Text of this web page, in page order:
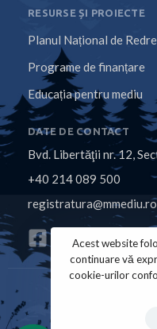
RESURSE ȘI PROIECTE
Planul Național de
Programe de finanțare
Educația pentru mediu
DATE DE CONTACT
Bvd. Libertăţii nr. 12,
+40 214 089 500
registratura@mmediu.ro
Acest website
continuare vă
cookie-urilor